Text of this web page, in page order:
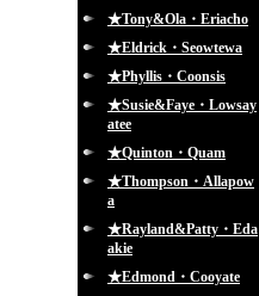
★Tony&Ola・Eriacho
★Eldrick・Seowtewa
★Phyllis・Coonsis
★Susie&Faye・Lowsay
atee
★Quinton・Quam
★Thompson・Allapow
a
★Rayland&Patty・Eda
akie
★Edmond・Cooyate